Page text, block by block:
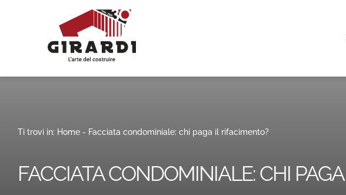
Ti trovi in: Home- Facciata condominiale: chi paga il rifacimento?
FACCIATA CONDOMINIALE: CHI